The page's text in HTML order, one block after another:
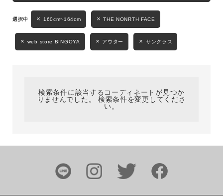
性別
MENS LADIES
ブランド
160cm~164cm THE NONRTH FACE
web store BINGOYA アウター サングラス
検索条件に該当するコーディネートが見つか
りませんでした。 検索条件を変更してくださ
い。